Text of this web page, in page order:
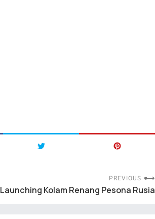
PREVIOUS
Launching Kolam Renang Pesona Rusia